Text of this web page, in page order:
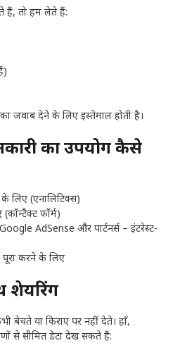
हैं, तो हम लेते हैं:
जवाब देने के लिए इस्तेमाल होती है।
का उपयोग कैसे
लिए (एनालिटिक्स)
फॉर्म)
AdSense और पार्टनर्स – इंटरेस्ट-
करने के लिए
शेयरिंग
बेचते या किराए पर नहीं देते। हाँ,
से सीमित डेटा देख सकते हैं: